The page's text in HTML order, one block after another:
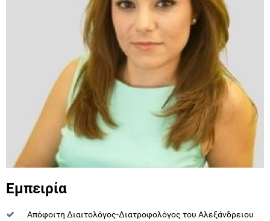
Εμπειρία
Απόφοιτη Διαιτολόγος-Διατροφολόγος του Αλεξάνδρειου